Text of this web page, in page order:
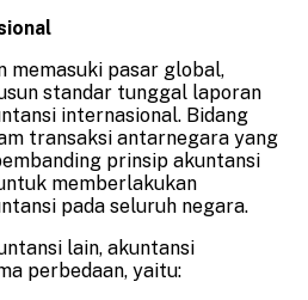
memasuki pasar global,
standar tunggal laporan
internasional. Bidang
transaksi antarnegara yang
prinsip akuntansi
memberlakukan
pada seluruh negara.
lain, akuntansi
perbedaan, yaitu: